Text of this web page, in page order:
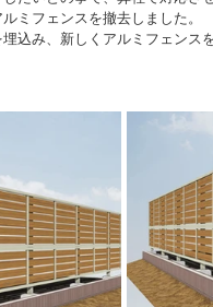
ミフェンスを撤去しました。
込み、新しくアルミフェンス